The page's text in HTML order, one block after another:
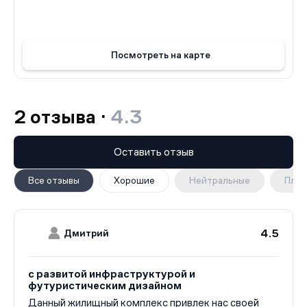
Посмотреть на карте
2 отзыва · 4.3
Все отзывы Хорошие Нейтральные
Оставить отзыв
Дмитрий 4.5
с развитой инфраструктурой и
футуристическим дизайном
Данный жилищный комплекс привлек нас своей